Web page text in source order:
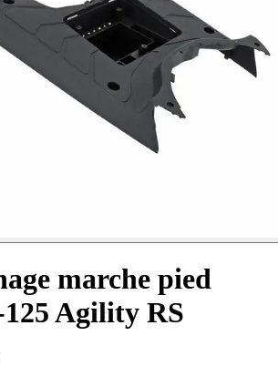
marche pied
Agility RS